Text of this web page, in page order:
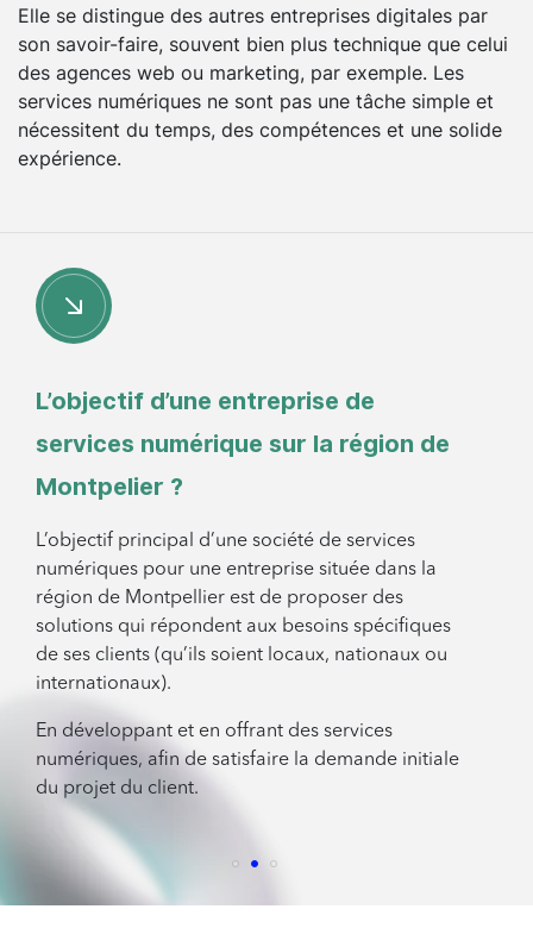
Elle se distingue des autres entreprises digitales par
son savoir-faire, souvent bien plus technique que celui
des agences web ou marketing, par exemple. Les
services numériques ne sont pas une tâche simple et
nécessitent du temps, des compétences et une solide
expérience.
L’objectif d’une entreprise de
services numérique sur la région de
Montpelier ?
L’objectif principal d’une société de services
numériques pour une entreprise située dans la
région de Montpellier est de proposer des
solutions qui répondent aux besoins spécifiques
de ses clients (qu’ils soient locaux, nationaux ou
internationaux).
En développant et en offrant des services
numériques, afin de satisfaire la demande initiale
du projet du client.